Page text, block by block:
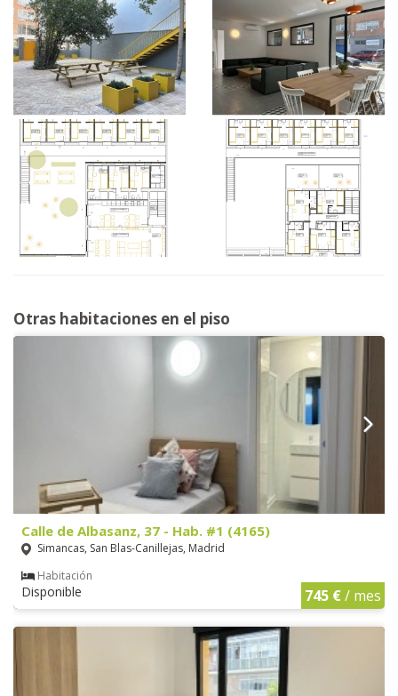
Otras habitaciones en el piso
Calle de Albasanz, 37 - Hab. #1 (4165)
Simancas, San Blas-Canillejas, Madrid
Habitación
Disponible 745 €/ mes